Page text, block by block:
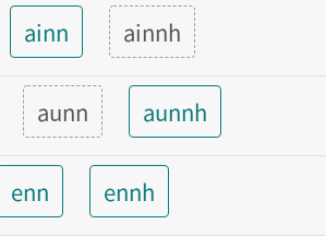
ainn ainnh
aunn aunnh
enn ennh